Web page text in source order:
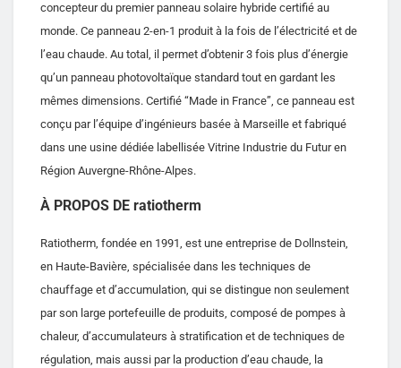
concepteur du premier panneau solaire hybride certifié au
monde. Ce panneau 2-en-1 produit à la fois de l’électricité et de
l’eau chaude. Au total, il permet d’obtenir 3 fois plus d’énergie
qu’un panneau photovoltaïque standard tout en gardant les
mêmes dimensions. Certifié “Made in France”, ce panneau est
conçu par l’équipe d’ingénieurs basée à Marseille et fabriqué
dans une usine dédiée labellisée Vitrine Industrie du Futur en
Région Auvergne-Rhône-Alpes.
À PROPOS DE ratiotherm
Ratiotherm, fondée en 1991, est une entreprise de Dollnstein,
en Haute-Bavière, spécialisée dans les techniques de
chauffage et d’accumulation, qui se distingue non seulement
par son large portefeuille de produits, composé de pompes à
chaleur, d’accumulateurs à stratification et de techniques de
régulation, mais aussi par la production d’eau chaude, la